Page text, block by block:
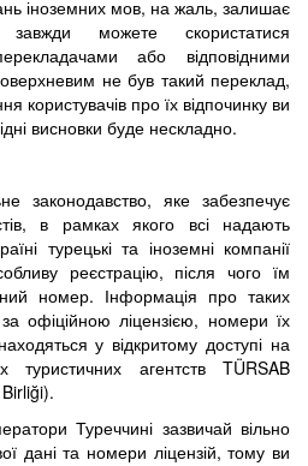
іноземних мов, на жаль, залишає
можете скористатися
або відповідними
не був такий переклад,
користувачів про їх відпочинку ви
висновки буде нескладно.
законодавство, яке забезпечує
в рамках якого всі надають
турецькі та іноземні компанії
реєстрацію, після чого їм
номер. Інформація про таких
офіційною ліцензією, номери їх
у відкритому доступі на
туристичних агентств TÜRSAB
Туреччині зазвичай вільно
дані та номери ліцензій, тому ви